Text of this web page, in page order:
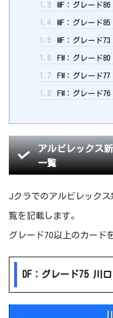
1.3 MF：グレード
1.4 MF：グレード
1.5 MF：グレード
1.6 FW：グレード
1.7 FW：グレード
1.8 FW：グレード
アルビレックス
一覧
Jクラでのアルビレック
覧を記載します。
グレード70以上のカード
DF：グレード75 川